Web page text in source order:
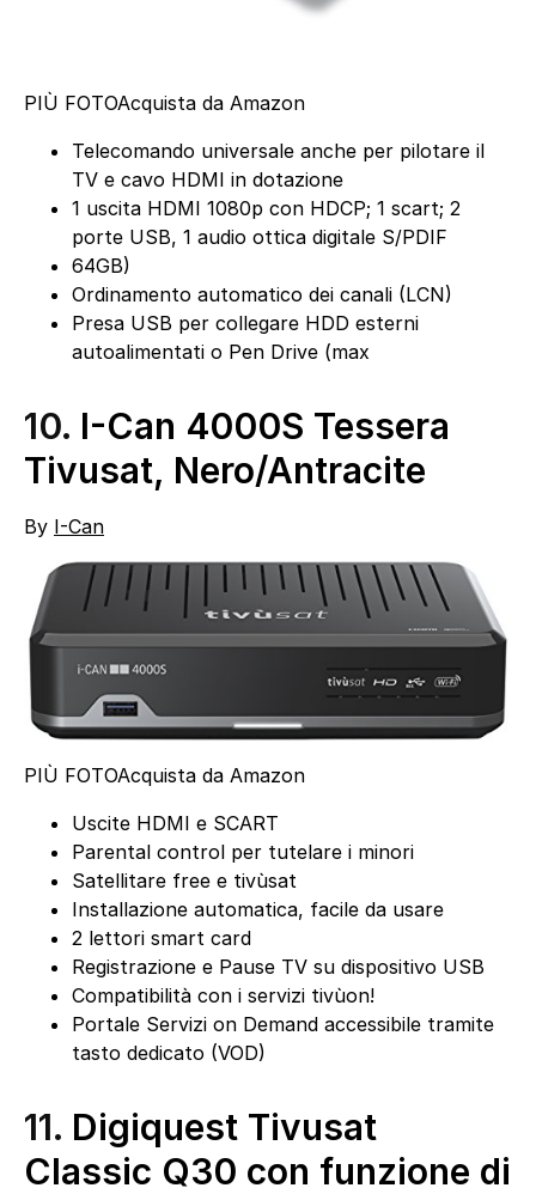
PIÙ FOTOAcquista da Amazon
Telecomando universale anche per pilotare il
TV e cavo HDMI in dotazione
1 uscita HDMI 1080p con HDCP; 1 scart; 2
porte USB, 1 audio ottica digitale S/PDIF
64GB)
Ordinamento automatico dei canali (LCN)
Presa USB per collegare HDD esterni
autoalimentati o Pen Drive (max
10. I-Can 4000S Tessera
Tivusat, Nero/Antracite
By I-Can
PIÙ FOTOAcquista da Amazon
Uscite HDMI e SCART
Parental control per tutelare i minori
Satellitare free e tivùsat
Installazione automatica, facile da usare
2 lettori smart card
Registrazione e Pause TV su dispositivo USB
Compatibilità con i servizi tivùon!
Portale Servizi on Demand accessibile tramite
tasto dedicato (VOD)
11. Digiquest Tivusat
Classic Q30 con funzione di